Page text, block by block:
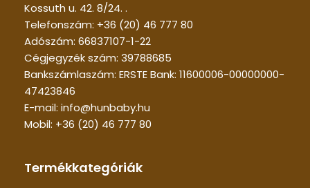
Kossuth u. 42. 8/24. .
Telefonszám: +36 (20) 46 777 80
Adószám: 66837107-1-22
Cégjegyzék szám: 39788685
Bankszámlaszám: ERSTE Bank: 11600006-00000000-
47423846
E-mail: info@hunbaby.hu
Mobil: +36 (20) 46 777 80
Termékkategóriák